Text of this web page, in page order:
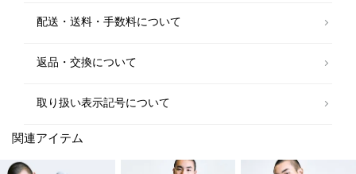
配送・送料・手数料について
返品・交換について
取り扱い表示記号について
関連アイテム